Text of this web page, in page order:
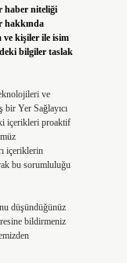
haber niteliği
hakkında
ve kişiler ile isim
bilgiler taslak
ve
Yer Sağlayıcı
içerikleri proaktif
içeriklerin
bu sorumluluğu
düşündüğünüz
bildirmeniz